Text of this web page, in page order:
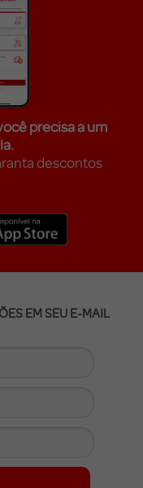
precisa a um
descontos
EM SEU E-MAIL